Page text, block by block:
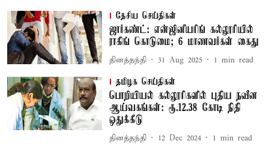
தேசிய செய்திகள்
ஜார்கண்ட்: என்ஜினீயரிங் கல்லூரியில்
ராகிங் கொடுமை; 6 மாணவர்கள் கைது
தினத்தந்தி 31 Aug 2025 1 min read
தமிழக செய்திகள்
பொறியியல் கல்லூரிகளில் புதிய நவீன
ஆய்வகங்கள்: ரூ.12.38 கோடி நிதி
ஒதுக்கீடு
தினத்தந்தி 12 Dec 2024 1 min read